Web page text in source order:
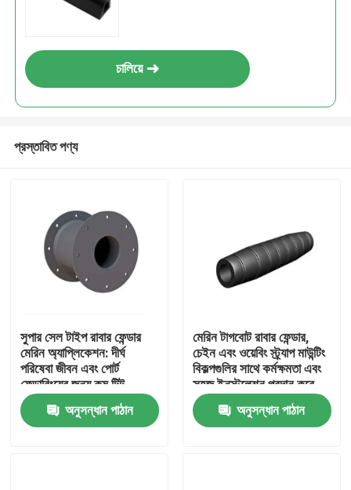
চালিয়ে
প্রস্তাবিত পণ্য
সুপার সেল টাইপ রাবার ফেন্ডার
মেরিন অ্যাপ্লিকেশন: দীর্ঘ
পরিষেবা জীবন এবং পোর্ট
ফেন্ডারিংয়ের জন্য কম টিল্ট
কম্প্রেশন বৈশিষ্ট্যযুক্ত
অনুসন্ধান পাঠান
মেরিন টাগবোট রাবার ফেন্ডার,
চেইন এবং ওয়েবিং স্ট্র্যাপ মাউন্টিং
বিকল্পগুলির সাথে কর্মক্ষমতা এবং
সহজ ইনস্টলেশন প্রদান করে
অনুসন্ধান পাঠান